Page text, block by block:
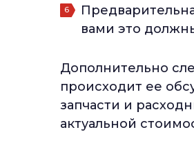
вами это
Дополнительно
происходит ее
запчасти и
актуальной